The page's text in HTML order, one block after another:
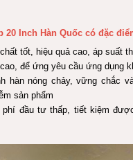
20 Inch Hàn Quốc có đặc
tốt, hiệu quả cao, áp suất
để ứng yêu cầu ứng dụng
hàn nóng chảy, vững chắc
sản phẩm
phí đầu tư thấp, tiết kiệm